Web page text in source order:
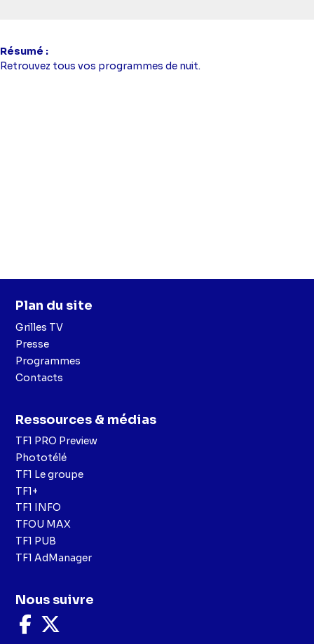
Résumé
Retrouvez tous vos programmes de nuit.
Plan du site
Grilles TV
Presse
Programmes
Contacts
Ressources & médias
TF1 PRO Preview
Phototélé
TF1 Le groupe
TF1+
TF1 INFO
TFOU MAX
TF1 PUB
TF1 AdManager
Nous suivre
Nous
suivre